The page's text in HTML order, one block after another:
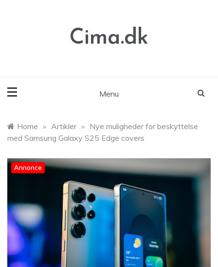
Cima.dk
Menu
Home » Artikler » Nye muligheder for beskyttelse
med Samsung Galaxy S25 Edge covers
Annonce